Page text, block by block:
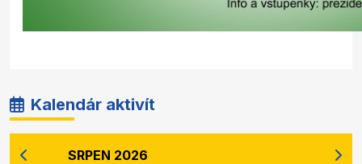
Kalendár aktivít
SRPEN 2026